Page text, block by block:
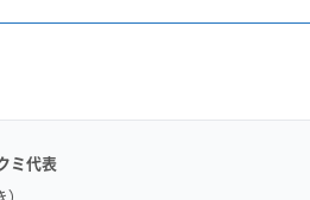
ミ代表